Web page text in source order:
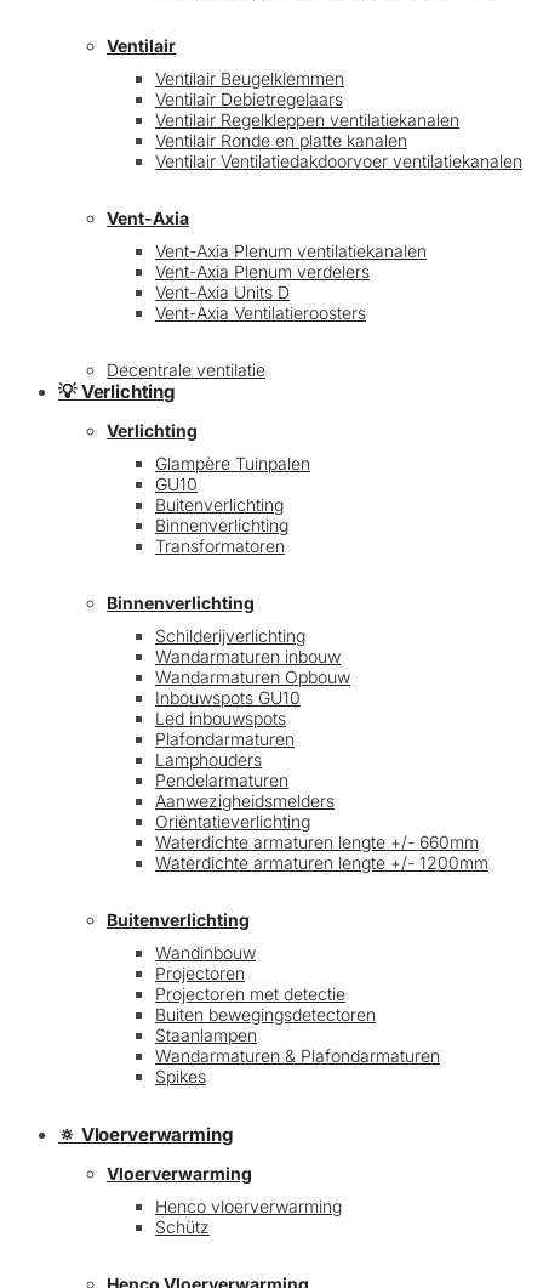
Ventilair
Ventilair Beugelklemmen
Ventilair Debietregelaars
Ventilair Regelkleppen ventilatiekanalen
Ventilair Ronde en platte kanalen
Ventilair Ventilatiedakdoorvoer ventilatiekanalen
Vent-Axia
Vent-Axia Plenum ventilatiekanalen
Vent-Axia Plenum verdelers
Vent-Axia Units D
Vent-Axia Ventilatieroosters
Decentrale ventilatie
💡 Verlichting
Verlichting
Glampère Tuinpalen
GU10
Buitenverlichting
Binnenverlichting
Transformatoren
Binnenverlichting
Schilderijverlichting
Wandarmaturen inbouw
Wandarmaturen Opbouw
Inbouwspots GU10
Led inbouwspots
Plafondarmaturen
Lamphouders
Pendelarmaturen
Aanwezigheidsmelders
Oriëntatieverlichting
Waterdichte armaturen lengte +/- 660mm
Waterdichte armaturen lengte +/- 1200mm
Buitenverlichting
Wandinbouw
Projectoren
Projectoren met detectie
Buiten bewegingsdetectoren
Staanlampen
Wandarmaturen & Plafondarmaturen
Spikes
🔅 Vloerverwarming
Vloerverwarming
Henco vloerverwarming
Schütz
Henco Vloerverwarming